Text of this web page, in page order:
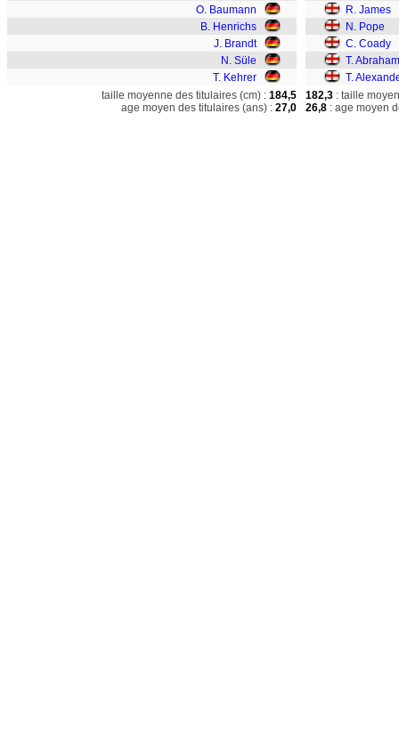
O. Baumann
B. Henrichs
J. Brandt
N. Süle
T. Kehrer
R. James
N. Pope
C. Coady
T. Abraham
T.
taille moyenne des titulaires (cm) : 184,5
age moyen des titulaires (ans) : 27,0
182,3 : taille
26,8 : age moyen